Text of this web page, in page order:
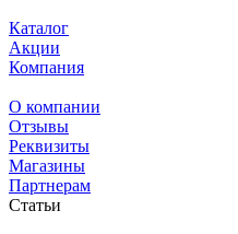
Каталог
Акции
Компания
О компании
Отзывы
Реквизиты
Магазины
Партнерам
Статьи